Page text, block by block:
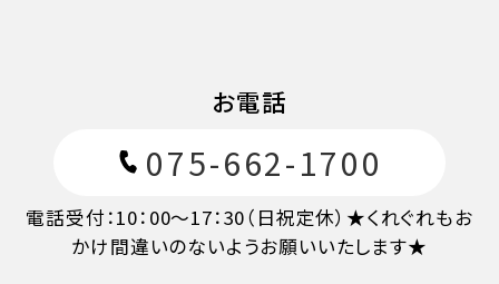
7日目に当たる日以降
お電話
075-662-1700
電話受付：10：00～17：30（日祝定休）★くれぐれもお
かけ間違いのないようお願いいたします★